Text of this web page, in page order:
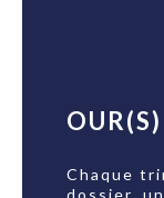
Chaque
dossier,